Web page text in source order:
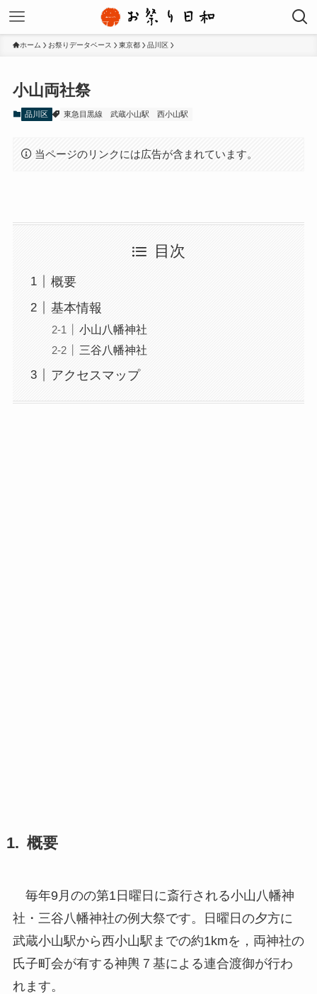
ホーム お祭りデータベース 東京都 品川区
小山両社祭
品川区 東急目黒線 武蔵小山駅 西小山駅
当ページのリンクには広告が含まれています。
目次
概要
基本情報
小山八幡神社
三谷八幡神社
アクセスマップ
概要
毎年9月のの第1日曜日に斎行される小山八幡神
社・三谷八幡神社の例大祭です。日曜日の夕方に
武蔵小山駅から西小山駅までの約1kmを，両神社の
氏子町会が有する神輿７基による連合渡御が行わ
れます。